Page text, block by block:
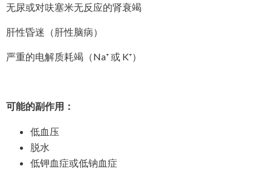
无尿或对呋塞米无反应的肾衰竭
肝性昏迷（肝性脑病）
严重的电解质耗竭（Na⁺ 或 K⁺）
可能的副作用：
低血压
脱水
低钾血症或低钠血症